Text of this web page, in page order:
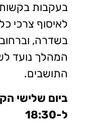
בעקבות
לאיסוף צרכי
בשדרה,
המהלך נועד
התושבים.
ל-18:30